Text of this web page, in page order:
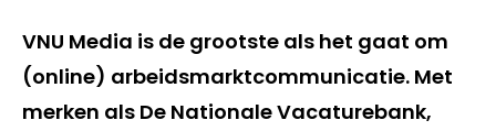
VNU Media is de grootste als het gaat om
(online) arbeidsmarktcommunicatie. Met
merken als De Nationale Vacaturebank,